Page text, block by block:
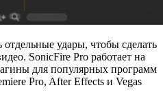
удары, чтобы сделать
SonicFire Pro работает на
для популярных программ
Pro, After Effects и Vegas